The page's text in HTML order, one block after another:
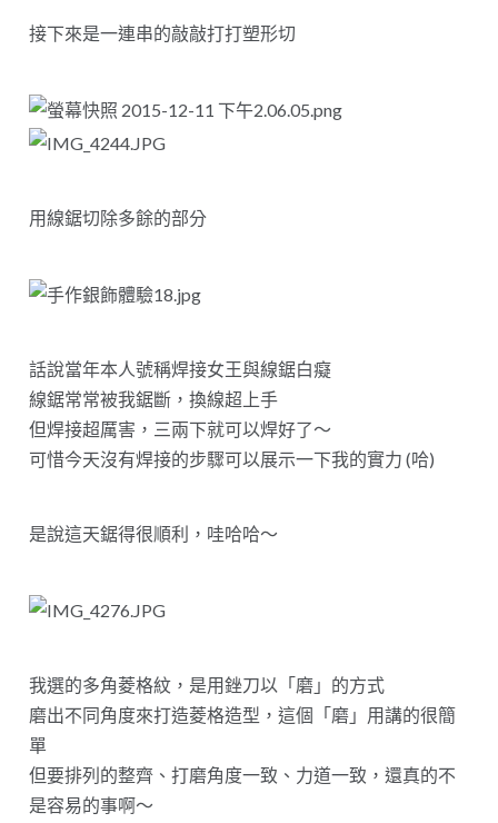
接下來是一連串的敲敲打打塑形切
用線鋸切除多餘的部分
話說當年本人號稱焊接女王與線鋸白癡
線鋸常常被我鋸斷，換線超上手
但焊接超厲害，三兩下就可以焊好了～
可惜今天沒有焊接的步驟可以展示一下我的實力 (哈)
是說這天鋸得很順利，哇哈哈～
我選的多角菱格紋，是用銼刀以「磨」的方式
磨出不同角度來打造菱格造型，這個「磨」用講的很簡
單
但要排列的整齊、打磨角度一致、力道一致，還真的不
是容易的事啊～